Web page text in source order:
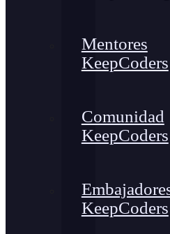
Mentores
KeepCoders
Comunidad
KeepCoders
KeepCoders